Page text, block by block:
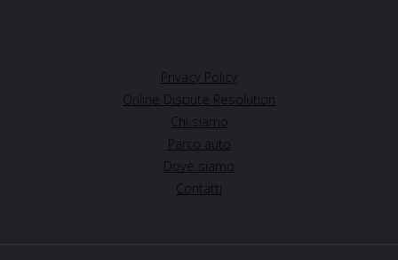
Privacy Policy
Online Dispute Resolution
Chi siamo
Parco auto
Dove siamo
Contatti